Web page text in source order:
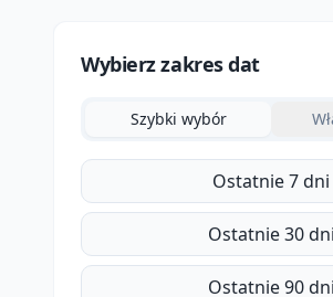
Wybierz zakres dat
Szybki wybór
Ostatnie 7 dni
Ostatnie 30 dni
Ostatnie 90 dni